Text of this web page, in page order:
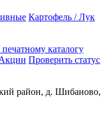
Картофель / Лук
каталогу
Проверить статус
район, д. Шибаново,